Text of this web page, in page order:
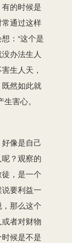
的时候是
通过这样
：“这个是
办法生人
生人天，
然如此就
害心。
像是自己
？观察的
，是一个
要利益一
那么这个
者对财物
候是不是